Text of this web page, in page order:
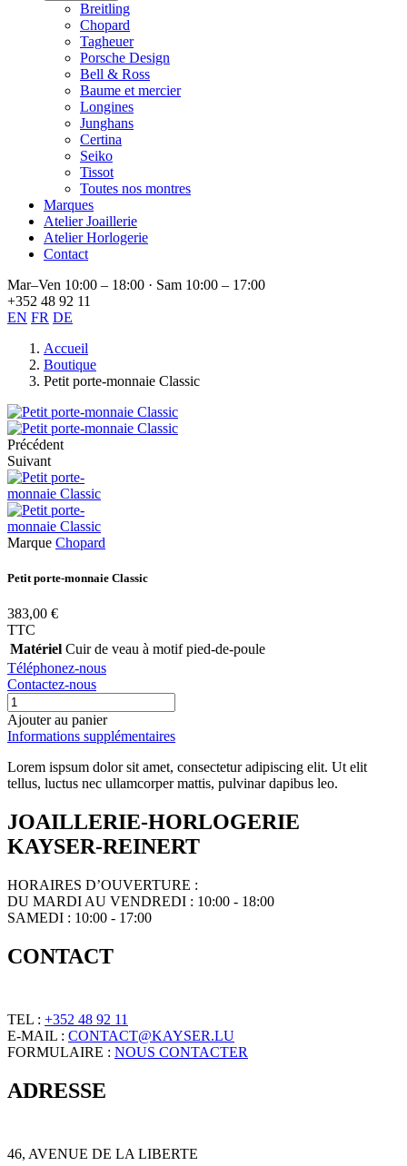
Breitling
Chopard
Tagheuer
Porsche Design
Bell & Ross
Baume et mercier
Longines
Junghans
Certina
Seiko
Tissot
Toutes nos montres
Marques
Atelier Joaillerie
Atelier Horlogerie
Contact
Mar–Ven 10:00 – 18:00 · Sam 10:00 – 17:00
+352 48 92 11
EN FR DE
Accueil
Boutique
Petit porte-monnaie Classic
Précédent
Suivant
Marque Chopard
Petit porte-monnaie Classic
383,00 €
TTC
Matériel Cuir de veau à motif pied-de-poule
Téléphonez-nous
Contactez-nous
Ajouter au panier
Informations supplémentaires
Lorem ispsum dolor sit amet, consectetur adipiscing elit. Ut elit
tellus, luctus nec ullamcorper mattis, pulvinar dapibus leo.
JOAILLERIE-HORLOGERIE
KAYSER-REINERT
HORAIRES D’OUVERTURE :
DU MARDI AU VENDREDI : 10:00 - 18:00
SAMEDI : 10:00 - 17:00
CONTACT
TEL : +352 48 92 11
E-MAIL : CONTACT@KAYSER.LU
FORMULAIRE : NOUS CONTACTER
ADRESSE
46, AVENUE DE LA LIBERTE